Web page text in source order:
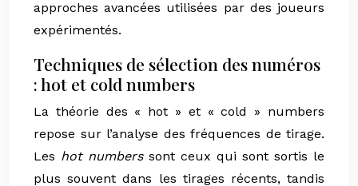
approches avancées utilisées par des joueurs
expérimentés.
Techniques de sélection des numéros
: hot et cold numbers
La théorie des « hot » et « cold » numbers
repose sur l’analyse des fréquences de tirage.
Les hot numbers sont ceux qui sont sortis le
plus souvent dans les tirages récents, tandis